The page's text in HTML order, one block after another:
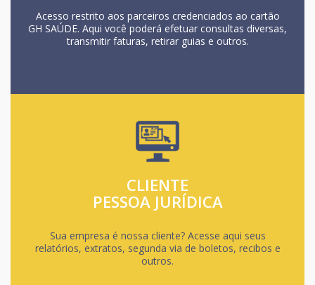
Acesso restrito aos parceiros credenciados ao cartão
GH SAÚDE. Aqui você poderá efetuar consultas diversas,
transmitir faturas, retirar guias e outros.
CLIENTE
PESSOA JURÍDICA
Sua empresa é nossa cliente? Acesse aqui seus
relatórios, extratos, segunda via de boletos, recibos e
outros.